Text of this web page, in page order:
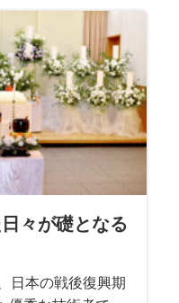
と「赤城山（群馬
ました。
々が礎となる
日本の戦後復興期